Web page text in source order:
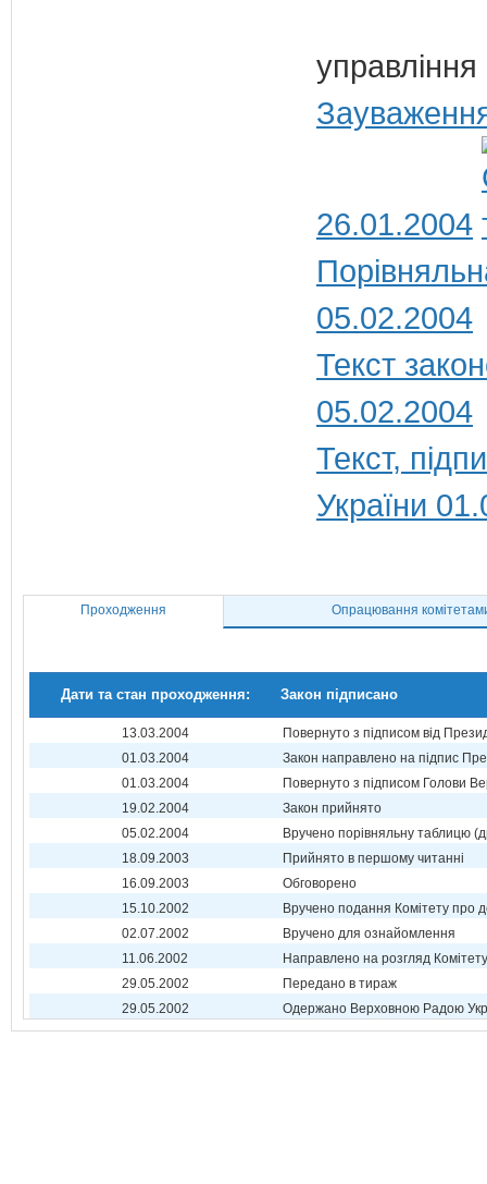
26.01.2004
05.02.2004
Текст
05.02.2004
Текст,
України
Проходження Опрацювання
Дати та стан проходження: Закон підписано
13.03.2004
Повернуто з підписом від
01.03.2004
Закон направлено на підпис
01.03.2004
Повернуто з підписом Голови
19.02.2004
Закон прийнято
05.02.2004
Вручено порівняльну таблицю
18.09.2003
Прийнято в першому читанні
16.09.2003
Обговорено
15.10.2002
Вручено подання Комітету про
02.07.2002
Вручено для ознайомлення
11.06.2002
Направлено на розгляд Комітету
29.05.2002
Передано в тираж
29.05.2002
Одержано Верховною Радою